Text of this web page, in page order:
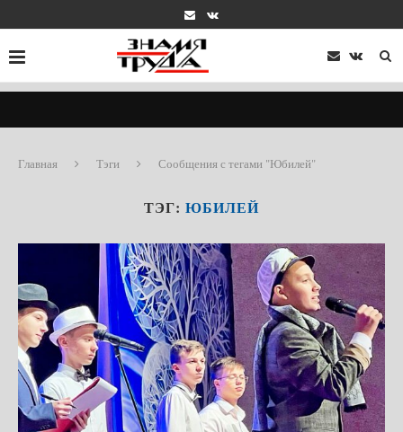
Главная Тэги Сообщения с тегами "Юбилей"
ТЭГ: ЮБИЛЕЙ